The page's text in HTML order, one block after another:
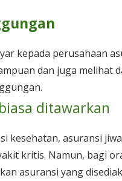
kepada perusahaan
dan juga melihat
ditawarkan
kesehatan, asuransi
kritis. Namun, bagi
asuransi yang